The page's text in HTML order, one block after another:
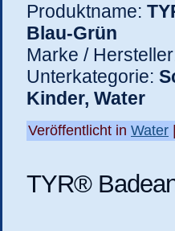
Produktname:
Blau-Grün
Marke /
Unterkategorie:
Kinder, Water
Veröffentlicht in Water
TYR®